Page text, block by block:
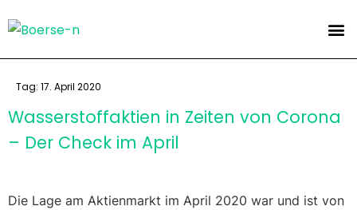
Tag: 17. April 2020
Wasserstoffaktien in Zeiten von Corona
– Der Check im April
Die Lage am Aktienmarkt im April 2020 war und ist von